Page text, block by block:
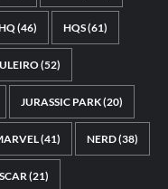
(46) HQS(61)
(52)
JURASSIC PARK(20)
(41) NERD(38)
(21)